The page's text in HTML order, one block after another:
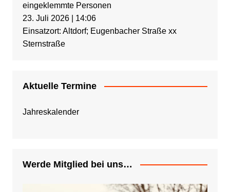
eingeklemmte Personen
23. Juli 2026| 14:06
Einsatzort: Altdorf; Eugenbacher Straße xx
Sternstraße
Aktuelle Termine
Jahreskalender
Werde Mitglied bei uns…